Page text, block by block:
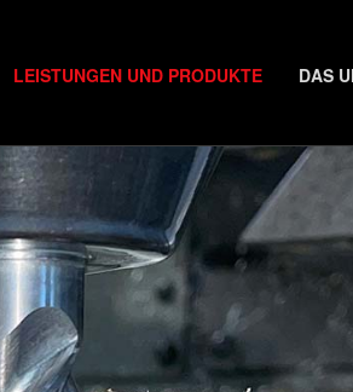
LEISTUNGEN UND PRODUKTE DAS